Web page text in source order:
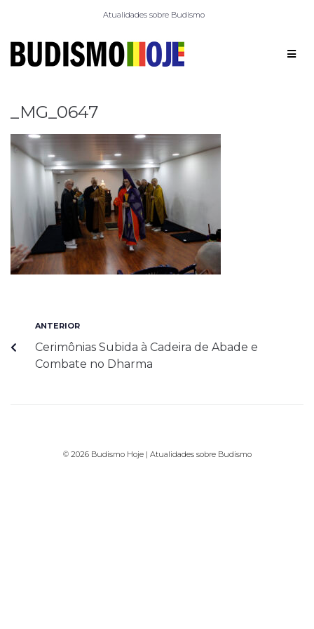
Atualidades sobre Budismo
_MG_0647
ANTERIOR
Cerimônias Subida à Cadeira de Abade e
Combate no Dharma
© 2026 Budismo Hoje | Atualidades sobre Budismo